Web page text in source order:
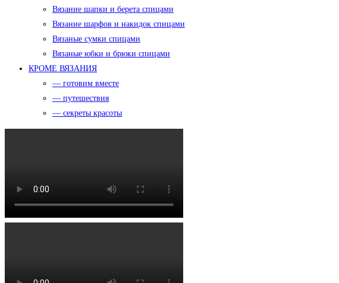
Вязание шапки и берета спицами
Вязание шарфов и накидок спицами
Вязаные сумки спицами
Вязаные юбки и брюки спицами
КРОМЕ ВЯЗАНИЯ
— готовим вместе
— путешествия
— секреты красоты